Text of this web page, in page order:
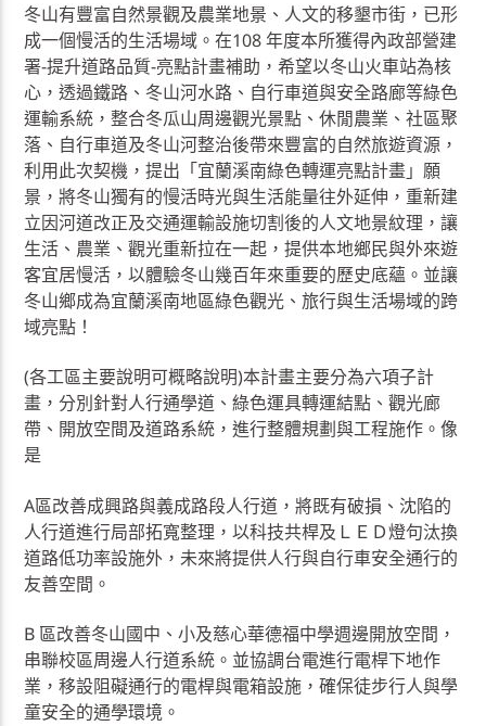
冬山有豐富自然景觀及農業地景、人文的移墾市街，已形
成一個慢活的生活場域。在108 年度本所獲得內政部營建
署-提升道路品質-亮點計畫補助，希望以冬山火車站為核
心，透過鐵路、冬山河水路、自行車道與安全路廊等綠色
運輸系統，整合冬瓜山周邊觀光景點、休閒農業、社區聚
落、自行車道及冬山河整治後帶來豐富的自然旅遊資源，
利用此次契機，提出「宜蘭溪南綠色轉運亮點計畫」願
景，將冬山獨有的慢活時光與生活能量往外延伸，重新建
立因河道改正及交通運輸設施切割後的人文地景紋理，讓
生活、農業、觀光重新拉在一起，提供本地鄉民與外來遊
客宜居慢活，以體驗冬山幾百年來重要的歷史底蘊。並讓
冬山鄉成為宜蘭溪南地區綠色觀光、旅行與生活場域的跨
域亮點！
(各工區主要說明可概略說明)本計畫主要分為六項子計
畫，分別針對人行通學道、綠色運具轉運結點、觀光廊
帶、開放空間及道路系統，進行整體規劃與工程施作。像
是
A區改善成興路與義成路段人行道，將既有破損、沈陷的
人行道進行局部拓寬整理，以科技共桿及ＬＥＤ燈句汰換
道路低功率設施外，未來將提供人行與自行車安全通行的
友善空間。
B 區改善冬山國中、小及慈心華德福中學週邊開放空間，
串聯校區周邊人行道系統。並協調台電進行電桿下地作
業，移設阻礙通行的電桿與電箱設施，確保徒步行人與學
童安全的通學環境。